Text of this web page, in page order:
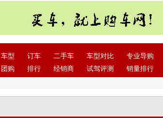
车型 订车 二手车 车型对比
专业导购
团购
排行 经销商 试驾评测 销量排行